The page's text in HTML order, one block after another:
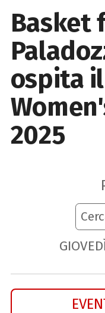
Basket
ospita il
2025